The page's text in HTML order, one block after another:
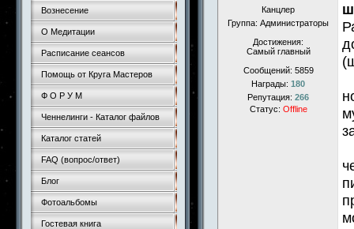
Вознесение
О Медитации
Расписание сеансов
Помощь от Круга Мастеров
Ф О Р У М
Ченнелинги - Каталог файлов
Каталог статей
FAQ (вопрос/ответ)
Блог
Фотоальбомы
Гостевая книга
Канцлер
Группа: Администраторы
Достижения:
Самый главный
Сообщений: 5859
Награды: 180
Репутация: 266
Статус: Offline